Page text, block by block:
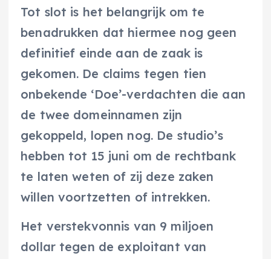
Tot slot is het belangrijk om te
benadrukken dat hiermee nog geen
definitief einde aan de zaak is
gekomen. De claims tegen tien
onbekende ‘Doe’-verdachten die aan
de twee domeinnamen zijn
gekoppeld, lopen nog. De studio’s
hebben tot 15 juni om de rechtbank
te laten weten of zij deze zaken
willen voortzetten of intrekken.
Het verstekvonnis van 9 miljoen
dollar tegen de exploitant van